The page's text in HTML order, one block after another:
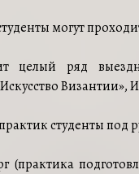
могут
целый ряд
Византии»,
студенты под
(практика